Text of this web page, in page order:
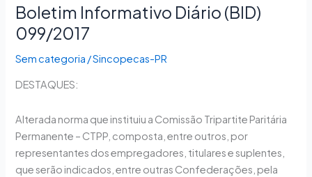
Boletim Informativo Diário (BID)
099/2017
Sem categoria /Sincopecas-PR
DESTAQUES:
Alterada norma que instituiu a Comissão Tripartite Paritária
Permanente – CTPP, composta, entre outros, por
representantes dos empregadores, titulares e suplentes,
que serão indicados, entre outras Confederações, pela
Boletim
Informativo
Diário
(BID)